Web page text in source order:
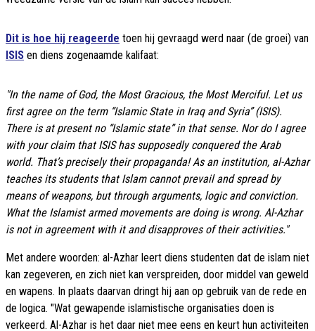
Dit is hoe hij reageerde toen hij gevraagd werd naar (de groei) van
ISIS en diens zogenaamde kalifaat:
"In the name of God, the Most Gracious, the Most Merciful. Let us
first agree on the term “Islamic State in Iraq and Syria” (ISIS).
There is at present no “Islamic state” in that sense. Nor do I agree
with your claim that ISIS has supposedly conquered the Arab
world. That’s precisely their propaganda! As an institution, al-Azhar
teaches its students that Islam cannot prevail and spread by
means of weapons, but through arguments, logic and conviction.
What the Islamist armed movements are doing is wrong. Al-Azhar
is not in agreement with it and disapproves of their activities."
Met andere woorden: al-Azhar leert diens studenten dat de islam niet
kan zegeveren, en zich niet kan verspreiden, door middel van geweld
en wapens. In plaats daarvan dringt hij aan op gebruik van de rede en
de logica. "Wat gewapende islamistische organisaties doen is
verkeerd. Al-Azhar is het daar niet mee eens en keurt hun activiteiten